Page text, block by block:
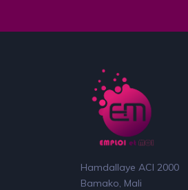
Hamdallaye ACI 2000
Bamako, Mali